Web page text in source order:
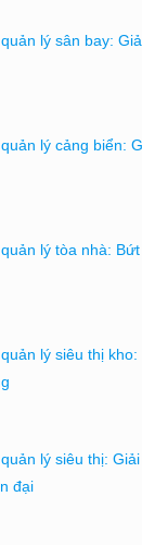
lý sân bay:
lý cảng biển:
lý tòa nhà:
lý siêu thị kho:
lý siêu thị:
đại